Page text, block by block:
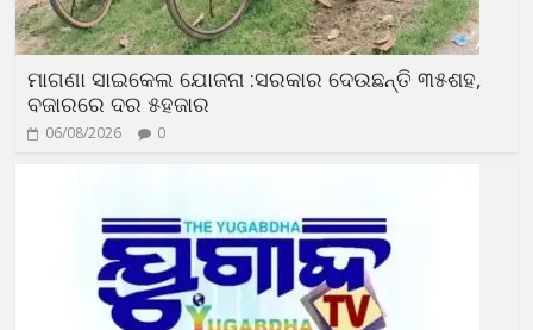
ମାଗଣା ସାଇକେଲ ଯୋଜନା :ସରକାର ଦେଉଛନ୍ତି ୩୫ଶହ,
ବଜାରରେ ଦର ୫ହଜାର
06/08/2026 0